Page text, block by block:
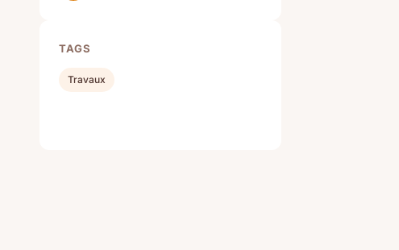
TAGS
Travaux